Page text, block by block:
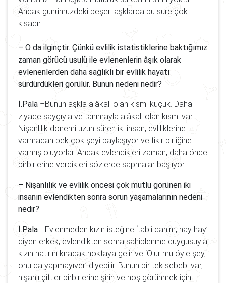
Ancak günümüzdeki beşeri aşklarda bu süre çok
kısadır.
– O da ilginçtir. Çünkü evlilik istatistiklerine baktığımız
zaman görücü usulü ile evlenenlerin âşık olarak
evlenenlerden daha sağlıklı bir evlilik hayatı
sürdürdükleri görülür. Bunun nedeni nedir?
İ.Pala –Bunun aşkla alâkalı olan kısmı küçük. Daha
ziyade saygıyla ve tanımayla alâkalı olan kısmı var.
Nişanlılık dönemi uzun süren iki insan, evliliklerine
varmadan pek çok şeyi paylaşıyor ve fikir birliğine
varmış oluyorlar. Ancak evlendikleri zaman, daha önce
birbirlerine verdikleri sözlerde sapmalar başlıyor.
– Nişanlılık ve evlilik öncesi çok mutlu görünen iki
insanın evlendikten sonra sorun yaşamalarının nedeni
nedir?
İ.Pala –Evlenmeden kızın isteğine ‘tabii canım, hay hay’
diyen erkek, evlendikten sonra sahiplenme duygusuyla
kızın hatırını kıracak noktaya gelir ve ‘Olur mu öyle şey,
onu da yapmayıver’ diyebilir. Bunun bir tek sebebi var,
nişanlı çiftler birbirlerine şirin ve hoş görünmek için